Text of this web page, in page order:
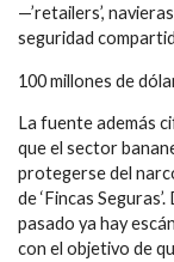
—’retailers’,
seguridad
100 millones de
La fuente además
que el sector
protegerse del
de ‘Fincas
pasado ya hay
con el objetivo de